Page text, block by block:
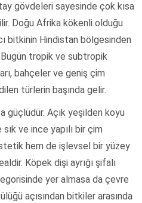
gövdeleri sayesinde çok kısa
Doğu Afrika kökenli olduğu
bitkinin Hindistan bölgesinden
Bugün tropik ve subtropik
bahçeler ve geniş çim
türlerin başında gelir.
güçlüdür. Açık yeşilden koyu
ve ince yapılı bir çim
hem de işlevsel bir yüzey
Köpek dişi ayrığı şifalı
yer almasa da çevre
açısından bitkiler arasında